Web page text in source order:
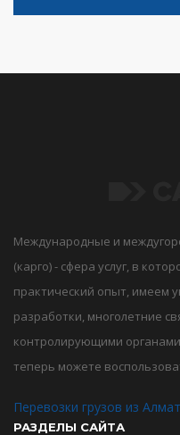
Международные и
(карго) - сфера услуг, в
практический опыт, имеем
разработки, многолетние
контролирующими
теперь можете
Перевозки грузов из
РАЗДЕЛЫ САЙТА